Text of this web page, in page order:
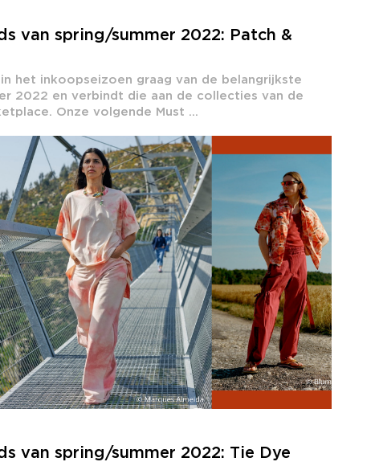
van spring/summer 2022: Patch &
het inkoopseizoen graag van de belangrijkste
2022 en verbindt die aan de collecties van de
Onze volgende Must ...
van spring/summer 2022: Tie Dye